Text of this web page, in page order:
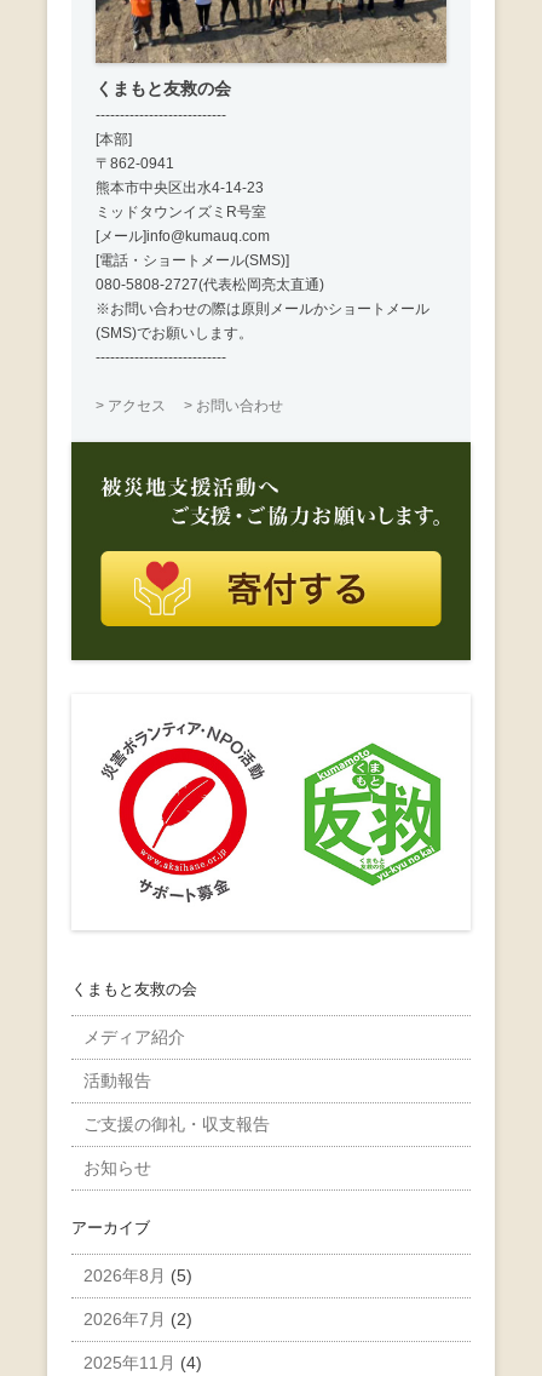
くまもと友救の会
---------------------------
[本部]
〒862-0941
熊本市中央区出水4-14-23
ミッドタウンイズミR号室
[メール]info@kumauq.com
[電話・ショートメール(SMS)]
080-5808-2727(代表松岡亮太直通)
※お問い合わせの際は原則メールかショートメール
(SMS)でお願いします。
---------------------------
> アクセス > お問い合わせ
くまもと友救の会
メディア紹介
活動報告
ご支援の御礼・収支報告
お知らせ
アーカイブ
2026年8月 (5)
2026年7月 (2)
2025年11月 (4)